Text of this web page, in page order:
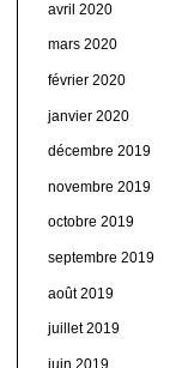
avril 2020
mars 2020
février 2020
janvier 2020
décembre 2019
novembre 2019
octobre 2019
septembre 2019
août 2019
juillet 2019
juin 2019